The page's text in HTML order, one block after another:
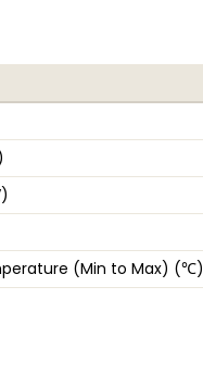
(Min to Max) (℃)